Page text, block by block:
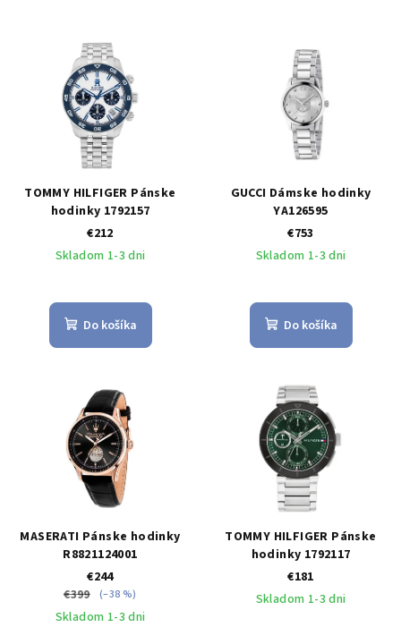
TOMMY HILFIGER Pánske
hodinky 1792157
€212
Skladom 1-3 dni
Do košíka
GUCCI Dámske hodinky
YA126595
€753
Skladom 1-3 dni
Do košíka
MASERATI Pánske hodinky
R8821124001
€244
€399 (–38 %)
Skladom 1-3 dni
TOMMY HILFIGER Pánske
hodinky 1792117
€181
Skladom 1-3 dni